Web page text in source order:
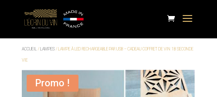
ACCUEIL/ LAMPES/ LAMPE À LED RECHARGEABLE PAR USB – CADEAU COFFRET DE VIN 1B SECONDE
VIE
Promo !